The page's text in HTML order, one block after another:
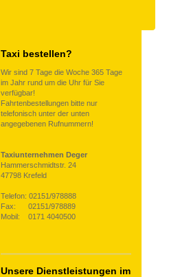
Taxi bestellen?
Wir sind 7 Tage die Woche 365 Tage
im Jahr rund um die Uhr für Sie
verfügbar!
Fahrtenbestellungen bitte nur
telefonisch unter der unten
angegebenen Rufnummern!
Taxiunternehmen Deger
Hammerschmidtstr. 24
47798 Krefeld
Telefon: 02151/978888
Fax: 02151/978889
Mobil: 0171 4040500
Unsere Dienstleistungen im